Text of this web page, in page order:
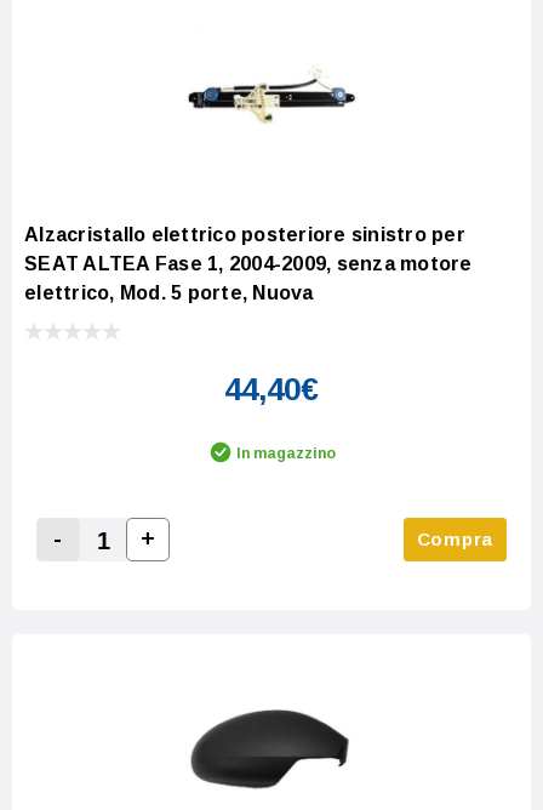
Alzacristallo elettrico posteriore sinistro per
SEAT ALTEA Fase 1, 2004-2009, senza motore
elettrico, Mod. 5 porte, Nuova
44,40€
In magazzino
Decrease Quantity:
-
Increase Quantity:
+ Compra